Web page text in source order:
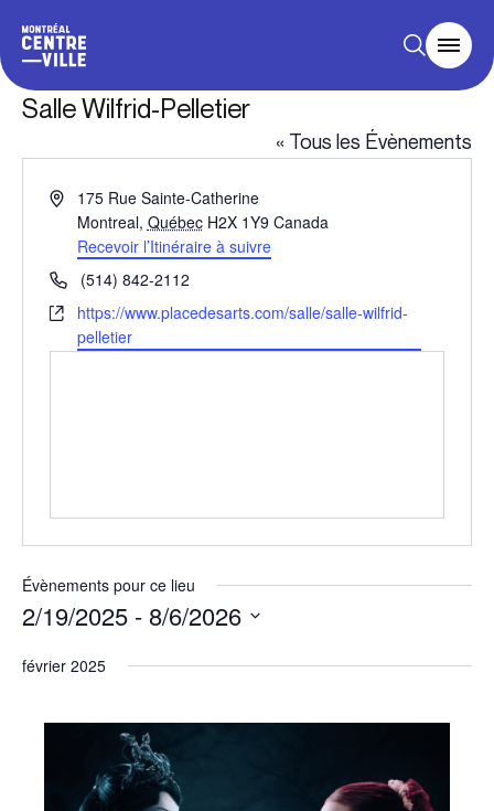
Salle Wilfrid-Pelletier
« Tous les Évènements
Adresse175 Rue Sainte-Catherine
Montreal, Québec H2X 1Y9 Canada
Recevoir l’Itinéraire à suivre
Téléphone(514) 842-2112
Site
https://www.placedesarts.com/salle/salle-wilfrid-
pelletier
Évènements pour ce lieu
2/19/2025 - 8/6/2026
une
février 2025